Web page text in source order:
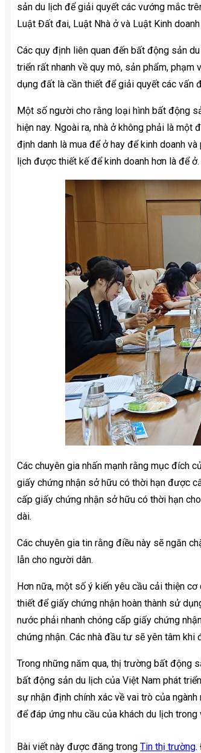
sản du lịch để giải quyết các vướng mắc
Luật Đất đai, Luật Nhà ở và Luật Kinh
Các quy định liên quan đến bất động sản
triển rất nhanh về quy mô, sản phẩm,
dụng đất là cần thiết để giải quyết các vấn
Một số người cho rằng loại hình bất động
hiện nay. Ngoài ra, nhà ở không phải là
định danh là mua để ở hay để kinh doanh
lịch được thiết kế để kinh doanh hơn là để ở.
Các chuyên gia nhấn mạnh rằng mục đích
giấy chứng nhận sở hữu có thời hạn được
cấp giấy chứng nhận sở hữu có thời hạn
dài.
Các chuyên gia tin rằng điều này sẽ ngăn
lẫn cho người dân.
Hơn nữa, một số ý kiến yêu cầu cải thiện
thiết để giấy chứng nhận hoàn thành sử
nước phải nhanh chóng cấp giấy chứng
chứng nhận. Các nhà đầu tư sẽ yên tâm
Trong những năm qua, thị trường bất động
bất động sản du lịch của Việt Nam phát
sự nhận định chính xác về vai trò của
để đáp ứng nhu cầu của khách du lịch trong
Bài viết này được đăng trong Tin thị trường.